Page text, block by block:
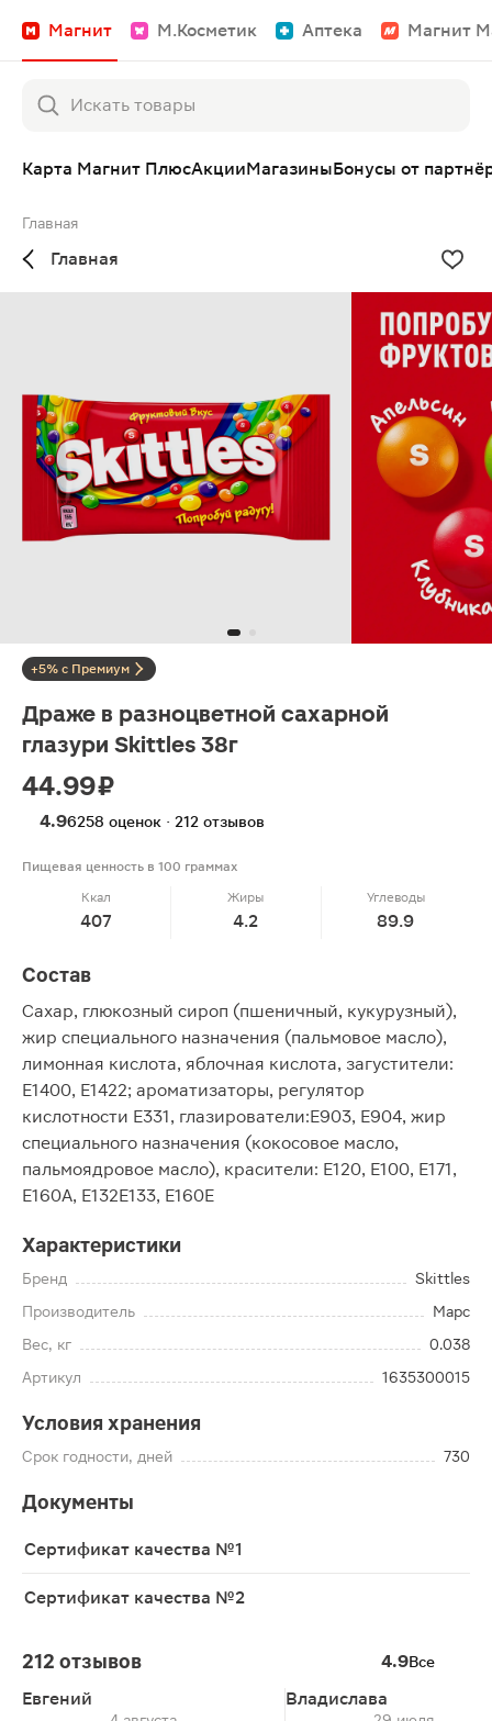
Магнит М.Косметик Аптека Магнит
Карта Магнит ПлюсАкцииМагазиныБонусы от
Главная
Главная
+5% с Премиум
Драже в разноцветной сахарной
глазури Skittles 38г
44.99 ₽
4.96258 оценок · 212 отзывов
Пищевая ценность в 100 граммах
Ккал
407
Жиры
4.2
Углеводы
89.9
Состав
Сахар, глюкозный сироп (пшеничный, кукурузный),
жир специального назначения (пальмовое масло),
лимонная кислота, яблочная кислота, загустители:
Е1400, Е1422; ароматизаторы, регулятор
кислотности Е331, глазирователи:Е903, Е904, жир
специального назначения (кокосовое масло,
пальмоядровое масло), красители: Е120, Е100, Е171,
Е160А, Е132Е133, Е160Е
Характеристики
Бренд
Skittles
Производитель
Марс
Вес, кг
0.038
Артикул
1635300015
Условия хранения
Срок годности, дней 730
Документы
Сертификат качества №1
Сертификат качества №2
212 отзывов 4.9Все
Евгений Владислава